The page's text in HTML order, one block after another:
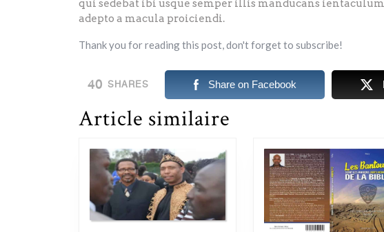
qui sedebat ibi usque semper illis manducans
adepto a macula proiciendi.
Thank you for reading this post, don't forget to subscribe!
40 SHARES Share on Facebook
Article similaire